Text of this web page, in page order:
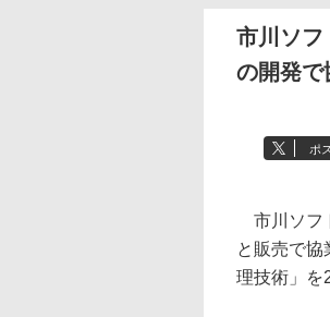
市川ソフ
の開発で
ポ
市川ソフ
と販売で
理技術」を